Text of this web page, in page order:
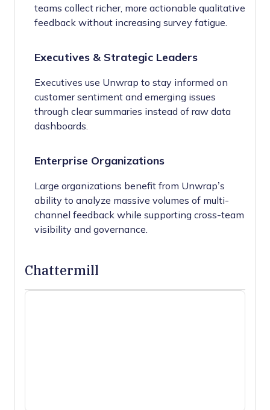
teams collect richer, more actionable qualitative
feedback without increasing survey fatigue.
Executives & Strategic Leaders
Executives use Unwrap to stay informed on
customer sentiment and emerging issues
through clear summaries instead of raw data
dashboards.
Enterprise Organizations
Large organizations benefit from Unwrap’s
ability to analyze massive volumes of multi-
channel feedback while supporting cross-team
visibility and governance.
Chattermill